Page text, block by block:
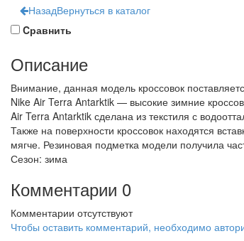
НазадВернуться в каталог
Cравнить
Описание
Внимание, данная модель кроссовок
Nike Air Terra Antarktik — высокие зимние
Air Terra Antarktik сделана из текстиля с
Также на поверхности кроссовок находятся
мягче. Резиновая подметка модели получила
Сезон: зима
Комментарии 0
Комментарии отсутствуют
Чтобы оставить комментарий, необходимо